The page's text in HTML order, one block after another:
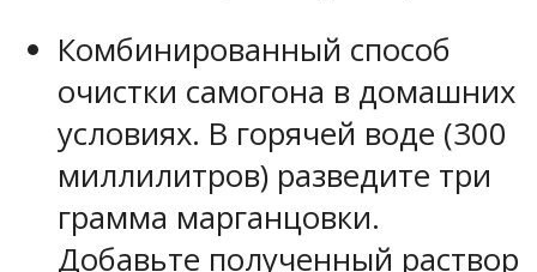
Комбинированный способ
очистки самогона в домашних
условиях. В горячей воде (300
миллилитров) разведите три
грамма марганцовки.
Добавьте полученный раствор